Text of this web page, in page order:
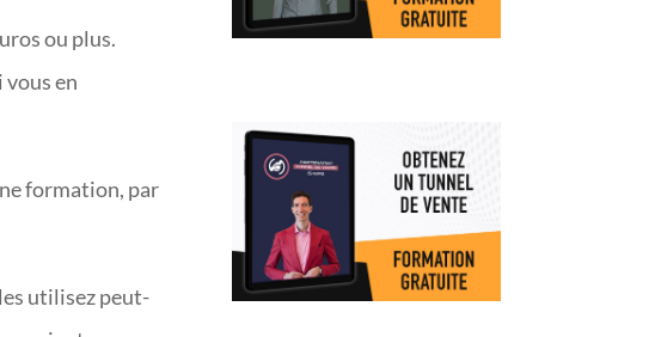
ou plus.
vous en
formation, par
utilisez peut-